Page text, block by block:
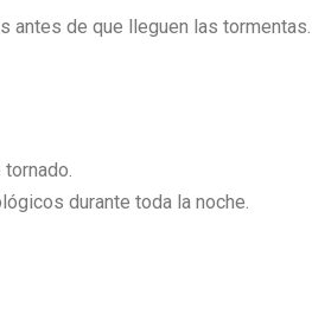
antes de que lleguen las tormentas.
durante toda la noche.